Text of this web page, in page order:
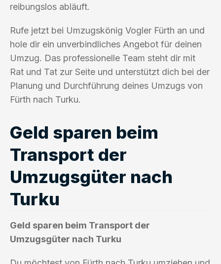
reibungslos abläuft.
Rufe jetzt bei Umzugskönig Vogler Fürth an und
hole dir ein unverbindliches Angebot für deinen
Umzug. Das professionelle Team steht dir mit
Rat und Tat zur Seite und unterstützt dich bei der
Planung und Durchführung deines Umzugs von
Fürth nach Turku.
Geld sparen beim
Transport der
Umzugsgüter nach
Turku
Geld sparen beim Transport der
Umzugsgüter nach Turku